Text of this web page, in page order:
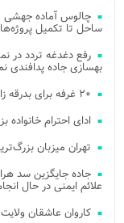
ساحل تا تکمیل
رفع دغدغه تردد در
بهسازی جاده پدافندی
۲۰ غرفه برای بدرقه زائران آقای شهید ایران در مسیر طریق الرضا برپا شد
ادای احترام
تهران میزبان
جاده جایگزین سد
علائم ایمنی در حال
کاروان عاشقان ولایت با ۲ دستگاه اتوبوس از بلده راهی